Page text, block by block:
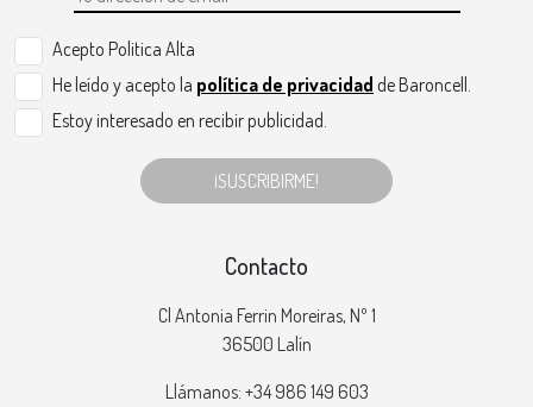
Acepto Politica Alta
He leído y acepto la política de privacidad de Baroncell.
Estoy interesado en recibir publicidad.
¡SUSCRIBIRME!
Contacto
Cl Antonia Ferrin Moreiras, Nº 1
36500 Lalín
Llámanos: +34 986 149 603